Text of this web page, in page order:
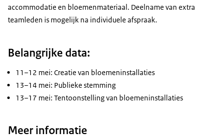
accommodatie en bloemenmateriaal. Deelname van extra
teamleden is mogelijk na individuele afspraak.
Belangrijke data:
11–12 mei: Creatie van bloemeninstallaties
13–14 mei: Publieke stemming
13–17 mei: Tentoonstelling van bloemeninstallaties
Meer informatie